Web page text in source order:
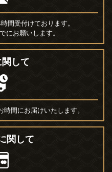
間受付けております。
にお願いします。
して
間にお届けいたします。
関して